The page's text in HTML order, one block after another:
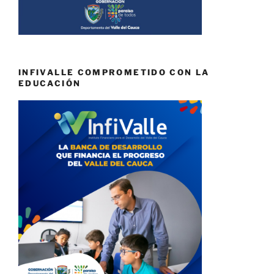
INFIVALLE COMPROMETIDO CON LA
EDUCACIÓN